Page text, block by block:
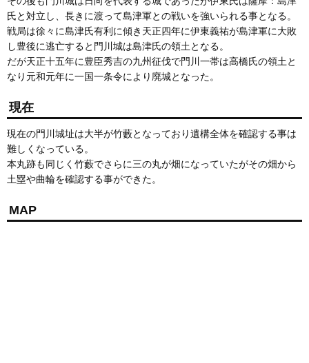
氏と対立し、長きに渡って島津軍との戦いを強いられる事となる。
戦局は徐々に島津氏有利に傾き天正四年に伊東義祐が島津軍に大敗
し豊後に逃亡すると門川城は島津氏の領土となる。
だが天正十五年に豊臣秀吉の九州征伐で門川一帯は高橋氏の領土と
なり元和元年に一国一条令により廃城となった。
現在
現在の門川城址は大半が竹藪となっており遺構全体を確認する事は
難しくなっている。
本丸跡も同じく竹藪でさらに三の丸が畑になっていたがその畑から
土塁や曲輪を確認する事ができた。
MAP